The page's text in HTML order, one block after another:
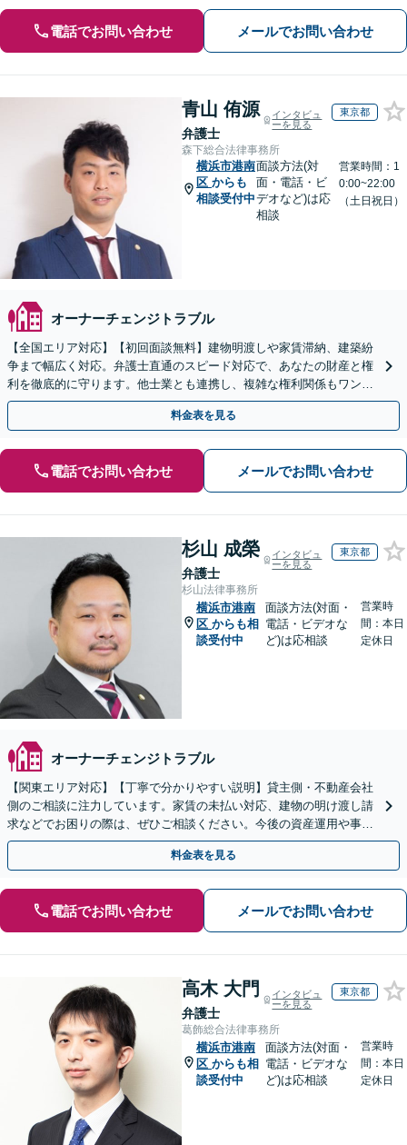
電話でお問い合わせ メールでお問い合わせ
青山 侑源
弁護士
インタビュ
ーを見る
東京都
森下総合法律事務所
横浜市港南
区 からも
相談受付中
面談方法(対
面・電話・ビ
デオなど)は応
相談
営業時間：1
0:00~22:00
（土日祝日）
オーナーチェンジトラブル
【全国エリア対応】【初回面談無料】建物明渡しや家賃滞納、建築紛
争まで幅広く対応。弁護士直通のスピード対応で、あなたの財産と権
利を徹底的に守ります。他士業とも連携し、複雑な権利関係もワンス
トップで解決。【弁護士直通・LINE相談可】
料金表を見る
電話でお問い合わせ メールでお問い合わせ
杉山 成榮
弁護士
インタビュ
ーを見る
東京都
杉山法律事務所
横浜市港南
区 からも相
談受付中
面談方法(対面・
電話・ビデオな
ど)は応相談
営業時
間：本日
定休日
オーナーチェンジトラブル
【関東エリア対応】【丁寧で分かりやすい説明】貸主側・不動産会社
側のご相談に注力しています。家賃の未払い対応、建物の明け渡し請
求などでお困りの際は、ぜひご相談ください。今後の資産運用や事業
継続を見据えた最適な解決を目指します。【WEB面談可】
料金表を見る
電話でお問い合わせ メールでお問い合わせ
高木 大門
弁護士
インタビュ
ーを見る
東京都
葛飾総合法律事務所
横浜市港南
区 からも相
談受付中
面談方法(対面・
電話・ビデオな
ど)は応相談
営業時
間：本日
定休日